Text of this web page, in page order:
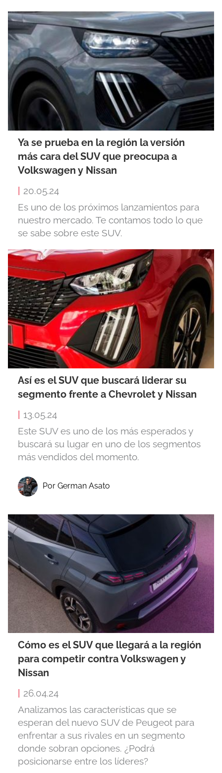
Ya se prueba en la región la versión
más cara del SUV que preocupa a
Volkswagen y Nissan
20.05.24
Es uno de los próximos lanzamientos para
nuestro mercado. Te contamos todo lo que
se sabe sobre este SUV.
Así es el SUV que buscará liderar su
segmento frente a Chevrolet y Nissan
| 13.05.24
Este SUV es uno de los más esperados y
buscará su lugar en uno de los segmentos
más vendidos del momento.
Por German Asato
Cómo es el SUV que llegará a la región
para competir contra Volkswagen y
Nissan
26.04.24
Analizamos las características que se
esperan del nuevo SUV de Peugeot para
enfrentar a sus rivales en un segmento
donde sobran opciones. ¿Podrá
posicionarse entre los líderes?